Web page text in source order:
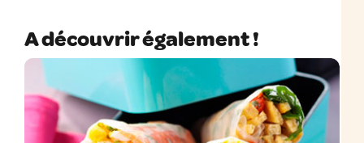
A découvrir également !